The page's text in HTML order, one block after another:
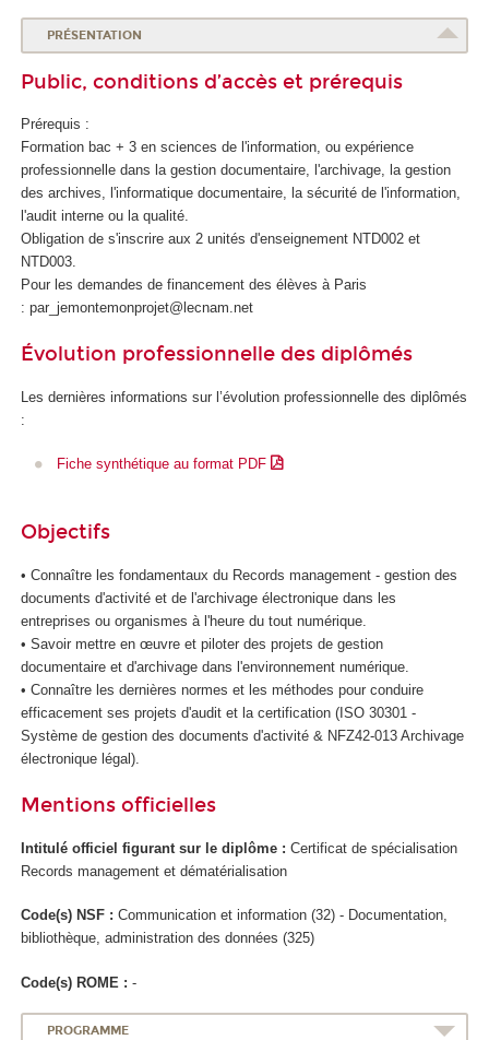
d
u
n
m
é
r
i
q
u
e
e
t
e
'
PRÉSENTATION
Public, conditions d’accès et prérequis
Prérequis :
Formation bac + 3 en sciences de l'information, ou expérience
professionnelle dans la gestion documentaire, l'archivage, la gestion
des archives, l'informatique documentaire, la sécurité de l'information,
l'audit interne ou la qualité.
Obligation de s'inscrire aux 2 unités d'enseignement NTD002 et
NTD003.
Pour les demandes de financement des élèves à Paris
: par_jemontemonprojet@lecnam.net
Évolution professionnelle des diplômés
Les dernières informations sur l’évolution professionnelle des diplômés
:
Fiche synthétique au format PDF
Objectifs
• Connaître les fondamentaux du Records management - gestion des
documents d'activité et de l'archivage électronique dans les
entreprises ou organismes à l'heure du tout numérique.
• Savoir mettre en œuvre et piloter des projets de gestion
documentaire et d'archivage dans l'environnement numérique.
• Connaître les dernières normes et les méthodes pour conduire
efficacement ses projets d'audit et la certification (ISO 30301 -
Système de gestion des documents d'activité & NFZ42-013 Archivage
électronique légal).
Mentions officielles
Intitulé officiel figurant sur le diplôme : Certificat de spécialisation
Records management et dématérialisation
Code(s) NSF : Communication et information (32) - Documentation,
bibliothèque, administration des données (325)
Code(s) ROME : -
PROGRAMME